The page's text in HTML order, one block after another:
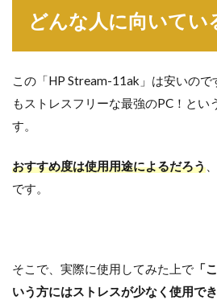
どんな人に向いてい
この「HP Stream-11ak」は安いの
もストレスフリーな最強のPC！とい
す。
おすすめ度は使用用途によるだろう
です。
そこで、実際に使用してみた上で 「
いう方にはストレスが少なく使用で